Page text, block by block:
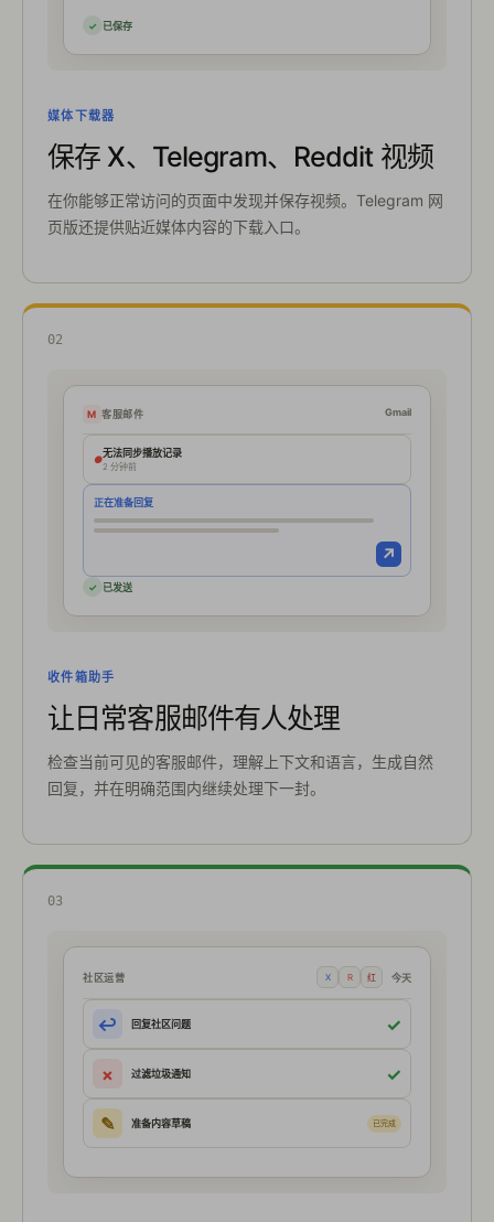
✓ 已保存
媒体下载器
保存 X、Telegram、Reddit 视频
在你能够正常访问的页面中发现并保存视频。Telegram 网
页版还提供贴近媒体内容的下载入口。
02
M 客服邮件 Gmail
●
无法同步播放记录
2 分钟前
正在准备回复
↗
✓ 已发送
收件箱助手
让日常客服邮件有人处理
检查当前可见的客服邮件，理解上下文和语言，生成自然
回复，并在明确范围内继续处理下一封。
03
社区运营 X R 红 今天
↩ 回复社区问题 ✓
× 过滤垃圾通知 ✓
✎ 准备内容草稿 已完成